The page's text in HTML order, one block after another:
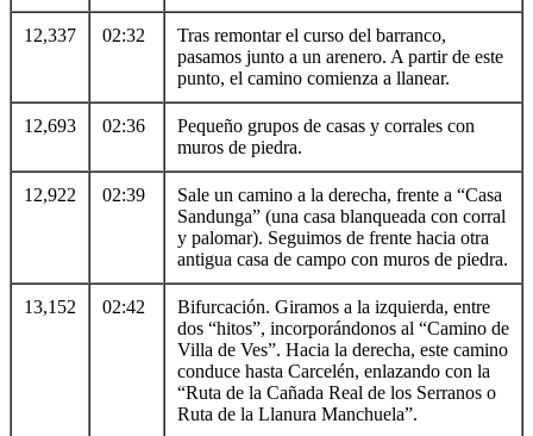
12,337 02:32
Tras remontar el curso del barranco,
pasamos junto a un arenero. A partir de este
punto, el camino comienza a llanear.
12,693 02:36
Pequeño grupos de casas y corrales con
muros de piedra.
12,922 02:39
Sale un camino a la derecha, frente a “Casa
Sandunga” (una casa blanqueada con corral
y palomar). Seguimos de frente hacia otra
antigua casa de campo con muros de piedra.
13,152 02:42
Bifurcación. Giramos a la izquierda, entre
dos “hitos”, incorporándonos al “Camino de
Villa de Ves”. Hacia la derecha, este camino
conduce hasta Carcelén, enlazando con la
“Ruta de la Cañada Real de los Serranos o
Ruta de la Llanura Manchuela”.